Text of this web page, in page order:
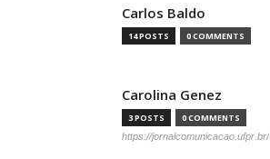
Carlos Baldo
14 POSTS 0 COMMENTS
Carolina Genez
3 POSTS 0 COMMENTS
https://jornalcomunicacao.ufpr.br/